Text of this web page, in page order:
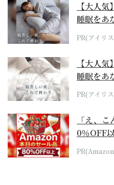
【大人
睡眠をあ
PR(アイリ
【大人
睡眠をあ
PR(アイリ
「え、
0％OFF
本気が...